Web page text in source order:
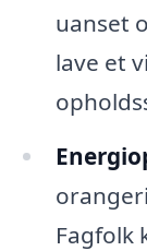
uanset
lave et
Fagfolk